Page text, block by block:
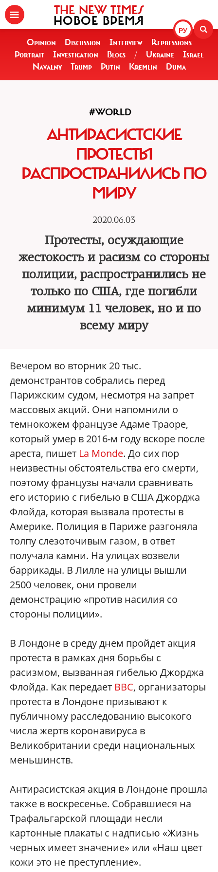
РУ
THE NEW TIMES
НОВОЕ ВРЕМЯ
Opinion Discussion Interview
Repressions
Portrait
Investigation Blogs / Ukraine
Israel
Navalny
Trump Putin Kremlin Duma
#WORLD
АНТИРАСИСТСКИЕ
ПРОТЕСТЫ
РАСПРОСТРАНИЛИСЬ ПО
МИРУ
2020.06.03
Протесты, осуждающие
жестокость и расизм со стороны
полиции, распространились не
только по США, где погибли
минимум 11 человек, но и по
всему миру
Вечером во вторник 20 тыс.
демонстрантов собрались перед
Парижским судом, несмотря на запрет
массовых акций. Они напомнили о
темнокожем французе Адаме Траоре,
который умер в 2016-м году вскоре после
ареста, пишет La Monde. До сих пор
неизвестны обстоятельства его смерти,
поэтому французы начали сравнивать
его историю с гибелью в США Джорджа
Флойда, которая вызвала протесты в
Америке. Полиция в Париже разгоняла
толпу слезоточивым газом, в ответ
получала камни. На улицах возвели
баррикады. В Лилле на улицы вышли
2500 человек, они провели
демонстрацию «против насилия со
стороны полиции».
В Лондоне в среду днем пройдет акция
протеста в рамках дня борьбы с
расизмом, вызванная гибелью Джорджа
Флойда. Как передает BBC, организаторы
протеста в Лондоне призывают к
публичному расследованию высокого
числа жертв коронавируса в
Великобритании среди национальных
меньшинств.
Антирасистская акция в Лондоне прошла
также в воскресенье. Собравшиеся на
Трафальгарской площади несли
картонные плакаты с надписью «Жизнь
черных имеет значение» или «Наш цвет
кожи это не преступление».